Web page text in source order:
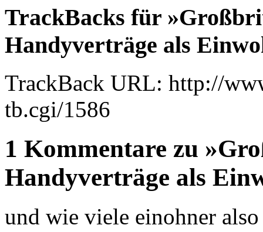
TrackBacks für
Handyverträge als
TrackBack URL: http://
tb.cgi/1586
1 Kommentare zu
Handyverträge als
und wie viele einohner